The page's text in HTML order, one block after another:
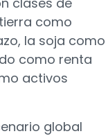
como
la soja como
como renta
activos
global